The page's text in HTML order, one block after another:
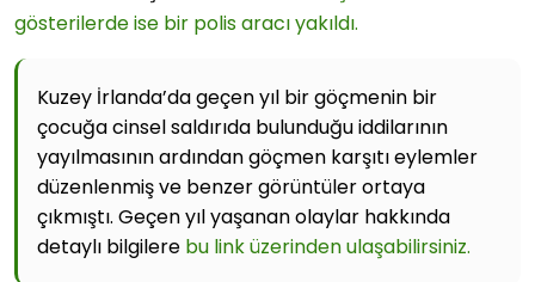
gösterilerde ise bir polis aracı yakıldı.
Kuzey İrlanda’da geçen yıl bir göçmenin bir
çocuğa cinsel saldırıda bulunduğu iddilarının
yayılmasının ardından göçmen karşıtı eylemler
düzenlenmiş ve benzer görüntüler ortaya
çıkmıştı. Geçen yıl yaşanan olaylar hakkında
detaylı bilgilere bu link üzerinden ulaşabilirsiniz.